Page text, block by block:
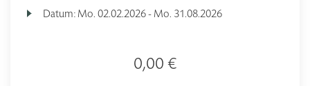
Datum: Mo. 02.02.2026 - Mo. 31.08.2026
0,00 €